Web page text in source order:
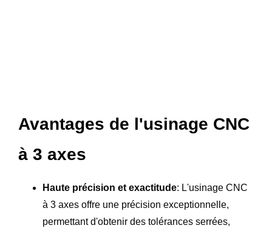
Avantages de l'usinage CNC
à 3 axes
Haute précision et exactitude: L'usinage CNC
à 3 axes offre une précision exceptionnelle,
permettant d'obtenir des tolérances serrées,